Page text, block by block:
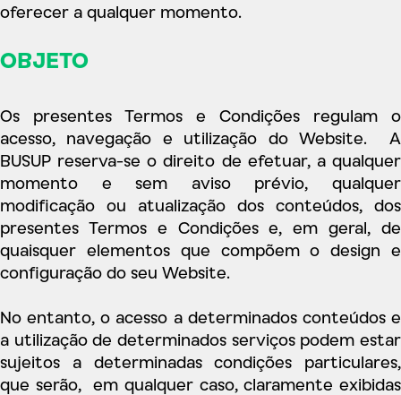
oferecer a qualquer momento.
OBJETO
Os presentes Termos e Condições regulam o
acesso, navegação e utilização do Website. A
BUSUP reserva-se o direito de efetuar, a qualquer
momento e sem aviso prévio, qualquer
modificação ou atualização dos conteúdos, dos
presentes Termos e Condições e, em geral, de
quaisquer elementos que compõem o design e
configuração do seu Website.
No entanto, o acesso a determinados conteúdos e
a utilização de determinados serviços podem estar
sujeitos a determinadas condições particulares,
que serão, em qualquer caso, claramente exibidas